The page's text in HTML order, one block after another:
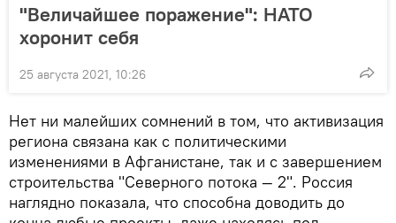
"Величайшее поражение": НАТО
хоронит себя
25 августа 2021, 10:26
Нет ни малейших сомнений в том, что активизация
региона связана как с политическими
изменениями в Афганистане, так и с завершением
строительства "Северного потока — 2". Россия
наглядно показала, что способна доводить до